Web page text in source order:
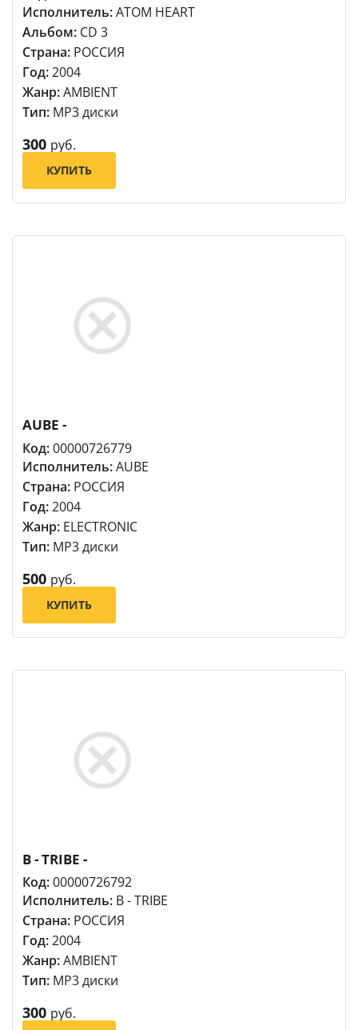
Исполнитель:ATOM HEART
Альбом: CD 3
Страна: РОССИЯ
Год:2004
Жанр:AMBIENT
Тип: MP3 диски
300 руб.
КУПИТЬ
AUBE -
Код:00000726779
Исполнитель:AUBE
Страна: РОССИЯ
Год:2004
Жанр: ELECTRONIC
Тип: MP3 диски
500 руб.
КУПИТЬ
B - TRIBE -
Код:00000726792
Исполнитель: B - TRIBE
Страна: РОССИЯ
Год:2004
Жанр:AMBIENT
Тип: MP3 диски
300 руб.